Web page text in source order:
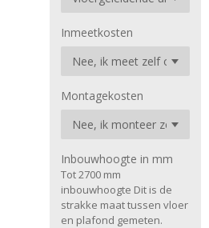
Inmeetkosten
Montagekosten
Inbouwhoogte in mm
Tot 2700 mm
inbouwhoogte Dit is de
strakke maat tussen vloer
en plafond gemeten.